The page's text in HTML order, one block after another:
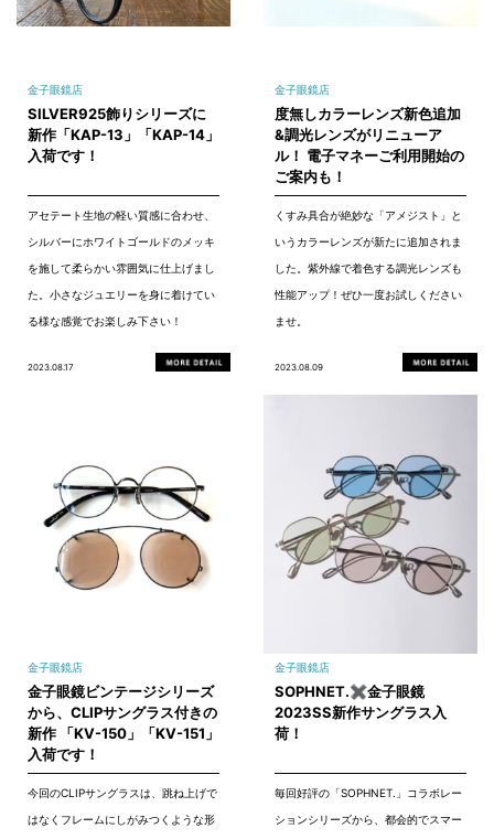
金子眼鏡店
SILVER925飾りシリーズに
新作「KAP-13」「KAP-14」
入荷です！
アセテート生地の軽い質感に合わせ、
シルバーにホワイトゴールドのメッキ
を施して柔らかい雰囲気に仕上げまし
た。小さなジュエリーを身に着けてい
る様な感覚でお楽しみ下さい！
2023.08.17
金子眼鏡店
度無しカラーレンズ新色追加
&調光レンズがリニューア
ル！ 電子マネーご利用開始の
ご案内も！
くすみ具合が絶妙な「アメジスト」と
いうカラーレンズが新たに追加されま
した。紫外線で着色する調光レンズも
性能アップ！ぜひ一度お試しください
ませ。
2023.08.09
金子眼鏡店
金子眼鏡ビンテージシリーズ
から、CLIPサングラス付きの
新作 「KV-150」「KV-151」
入荷です！
今回のCLIPサングラスは、跳ね上げで
はなくフレームにしがみつくような形
金子眼鏡店
SOPHNET.✖金子眼鏡
2023SS新作サングラス入
荷！
毎回好評の「SOPHNET.」コラボレー
ションシリーズから、都会的でスマー